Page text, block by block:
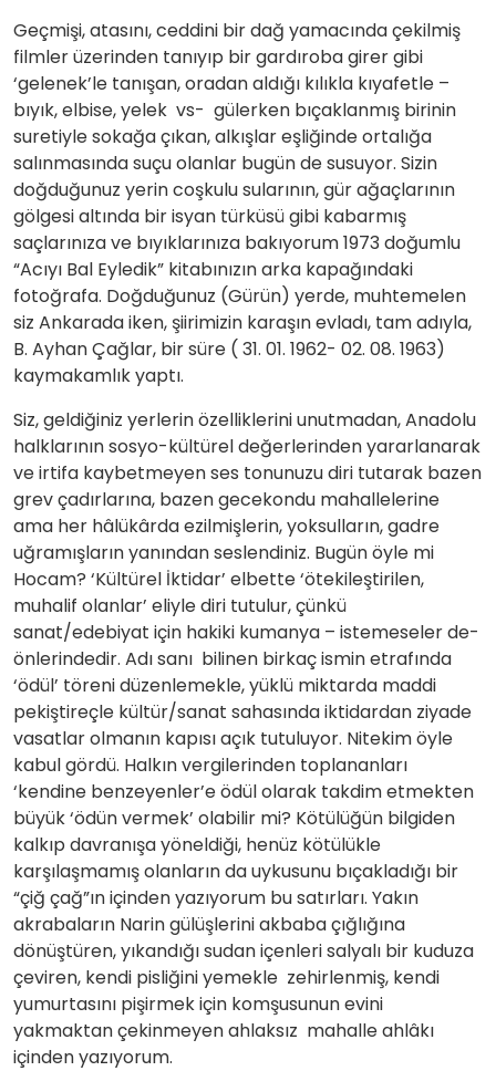
Geçmişi, atasını, ceddini bir dağ yamacında çekilmiş
filmler üzerinden tanıyıp bir gardıroba girer gibi
‘gelenek’le tanışan, oradan aldığı kılıkla kıyafetle –
bıyık, elbise, yelek vs- gülerken bıçaklanmış birinin
suretiyle sokağa çıkan, alkışlar eşliğinde ortalığa
salınmasında suçu olanlar bugün de susuyor. Sizin
doğduğunuz yerin coşkulu sularının, gür ağaçlarının
gölgesi altında bir isyan türküsü gibi kabarmış
saçlarınıza ve bıyıklarınıza bakıyorum 1973 doğumlu
“Acıyı Bal Eyledik” kitabınızın arka kapağındaki
fotoğrafa. Doğduğunuz (Gürün) yerde, muhtemelen
siz Ankarada iken, şiirimizin karaşın evladı, tam adıyla,
B. Ayhan Çağlar, bir süre ( 31. 01. 1962- 02. 08. 1963)
kaymakamlık yaptı.
Siz, geldiğiniz yerlerin özelliklerini unutmadan, Anadolu
halklarının sosyo-kültürel değerlerinden yararlanarak
ve irtifa kaybetmeyen ses tonunuzu diri tutarak bazen
grev çadırlarına, bazen gecekondu mahallelerine
ama her hâlükârda ezilmişlerin, yoksulların, gadre
uğramışların yanından seslendiniz. Bugün öyle mi
Hocam? ‘Kültürel İktidar’ elbette ‘ötekileştirilen,
muhalif olanlar’ eliyle diri tutulur, çünkü
sanat/edebiyat için hakiki kumanya – istemeseler de-
önlerindedir. Adı sanı bilinen birkaç ismin etrafında
‘ödül’ töreni düzenlemekle, yüklü miktarda maddi
pekiştireçle kültür/sanat sahasında iktidardan ziyade
vasatlar olmanın kapısı açık tutuluyor. Nitekim öyle
kabul gördü. Halkın vergilerinden toplananları
‘kendine benzeyenler’e ödül olarak takdim etmekten
büyük ‘ödün vermek’ olabilir mi? Kötülüğün bilgiden
kalkıp davranışa yöneldiği, henüz kötülükle
karşılaşmamış olanların da uykusunu bıçakladığı bir
“çiğ çağ”ın içinden yazıyorum bu satırları. Yakın
akrabaların Narin gülüşlerini akbaba çığlığına
dönüştüren, yıkandığı sudan içenleri salyalı bir kuduza
çeviren, kendi pisliğini yemekle zehirlenmiş, kendi
yumurtasını pişirmek için komşusunun evini
yakmaktan çekinmeyen ahlaksız mahalle ahlâkı
içinden yazıyorum.